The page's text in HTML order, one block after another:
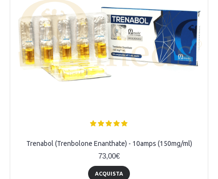
Trenabol (Trenbolone Enanthate) - 10amps (150mg/ml)
73,00€
ACQUISTA